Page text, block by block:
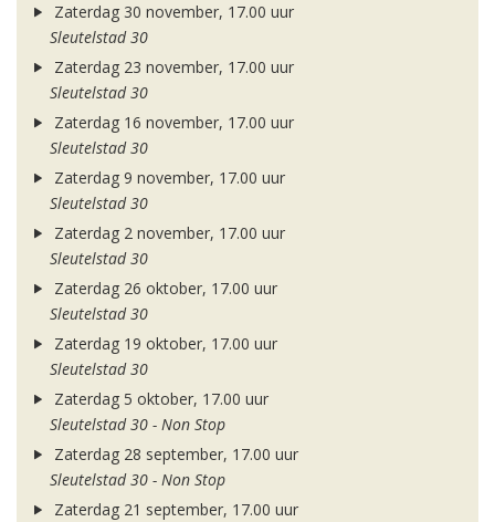
Zaterdag 30 november, 17.00 uur
Sleutelstad 30
Zaterdag 23 november, 17.00 uur
Sleutelstad 30
Zaterdag 16 november, 17.00 uur
Sleutelstad 30
Zaterdag 9 november, 17.00 uur
Sleutelstad 30
Zaterdag 2 november, 17.00 uur
Sleutelstad 30
Zaterdag 26 oktober, 17.00 uur
Sleutelstad 30
Zaterdag 19 oktober, 17.00 uur
Sleutelstad 30
Zaterdag 5 oktober, 17.00 uur
Sleutelstad 30 - Non Stop
Zaterdag 28 september, 17.00 uur
Sleutelstad 30 - Non Stop
Zaterdag 21 september, 17.00 uur